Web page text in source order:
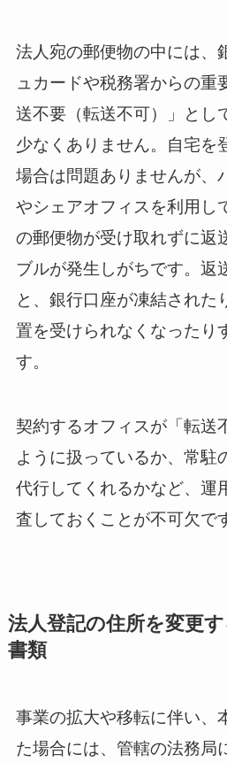
法人宛の郵便物の中には、
ュカードや税務署からの重
送不要（転送不可）」とし
少なくありません。自宅を
場合は問題ありませんが、
やシェアオフィスを利用し
の郵便物が受け取れずに返
ブルが発生しがちです。返
と、銀行口座が凍結された
置を受けられなくなったり
す。
契約するオフィスが「転送
ように扱っているか、常駐
代行してくれるかなど、運
査しておくことが不可欠で
法人登記の住所を変更
書類
事業の拡大や移転に伴い、
た場合には、管轄の法務局